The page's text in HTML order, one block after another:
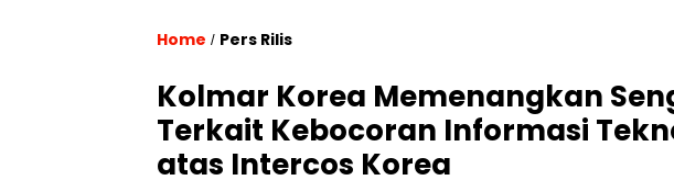
Home / Pers Rilis
Kolmar Korea Memenangkan
Terkait Kebocoran Informasi
atas Intercos Korea